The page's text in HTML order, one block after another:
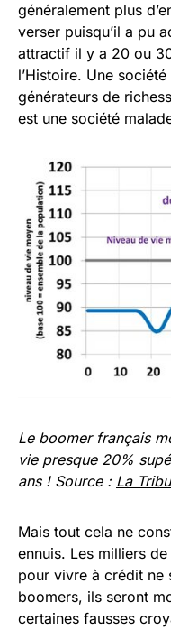
généralement plus
verser puisqu’il a pu
attractif il y a 20 ou
l’Histoire. Une
générateurs de
est une société
Le boomer français
vie presque 20%
ans ! Source : La
Mais tout cela ne
ennuis. Les milliers
pour vivre à crédit ne
boomers, ils seront
certaines fausses